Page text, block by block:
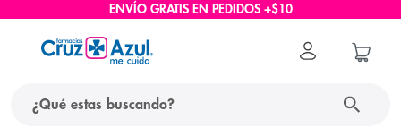
ENVÍO GRATIS EN PEDIDOS +$10